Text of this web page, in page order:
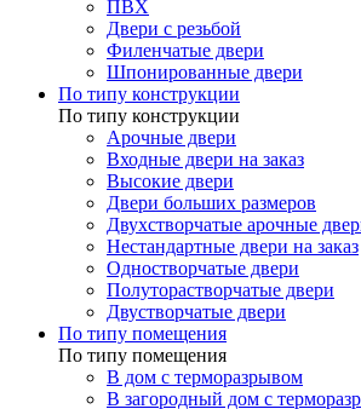
ПВХ
Двери с резьбой
Филенчатые двери
Шпонированные двери
По типу конструкции
По типу конструкции
Арочные двери
Входные двери на заказ
Высокие двери
Двери больших размеров
Двухстворчатые арочные
Нестандартные двери на заказ
Одностворчатые двери
Полуторастворчатые двери
Двустворчатые двери
По типу помещения
По типу помещения
В дом с терморазрывом
В загородный дом с